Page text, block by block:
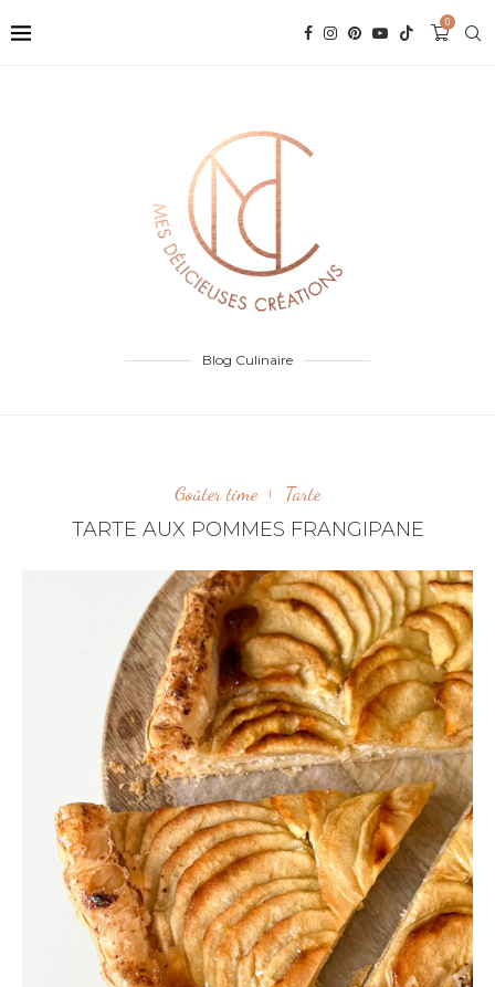
0
Blog Culinaire
Goûter time
Tarte
TARTE AUX POMMES FRANGIPANE